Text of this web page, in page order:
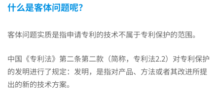
力
活
动
什么是客体问题呢？
客体问题实质是指申请专利的技术不属于专利保护的范围。
中国《专利法》第二条第二款（简称，专利法2.2）对专利保护
的发明进行了规定：发明，是指对产品、方法或者其改进所提
出的新的技术方案。